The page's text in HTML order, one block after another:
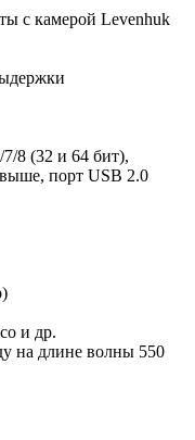
с камерой Levenhuk
8 (32 и 64 бит),
порт USB 2.0
и др.
на длине волны 550